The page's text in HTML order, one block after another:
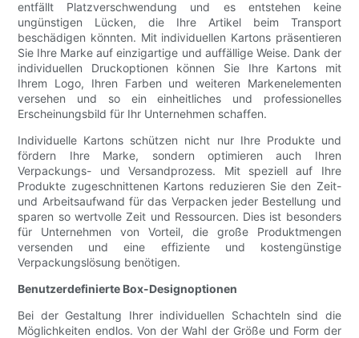
entfällt Platzverschwendung und es entstehen keine
ungünstigen Lücken, die Ihre Artikel beim Transport
beschädigen könnten. Mit individuellen Kartons präsentieren
Sie Ihre Marke auf einzigartige und auffällige Weise. Dank der
individuellen Druckoptionen können Sie Ihre Kartons mit
Ihrem Logo, Ihren Farben und weiteren Markenelementen
versehen und so ein einheitliches und professionelles
Erscheinungsbild für Ihr Unternehmen schaffen.
Individuelle Kartons schützen nicht nur Ihre Produkte und
fördern Ihre Marke, sondern optimieren auch Ihren
Verpackungs- und Versandprozess. Mit speziell auf Ihre
Produkte zugeschnittenen Kartons reduzieren Sie den Zeit-
und Arbeitsaufwand für das Verpacken jeder Bestellung und
sparen so wertvolle Zeit und Ressourcen. Dies ist besonders
für Unternehmen von Vorteil, die große Produktmengen
versenden und eine effiziente und kostengünstige
Verpackungslösung benötigen.
Benutzerdefinierte Box-Designoptionen
Bei der Gestaltung Ihrer individuellen Schachteln sind die
Möglichkeiten endlos. Von der Wahl der Größe und Form der